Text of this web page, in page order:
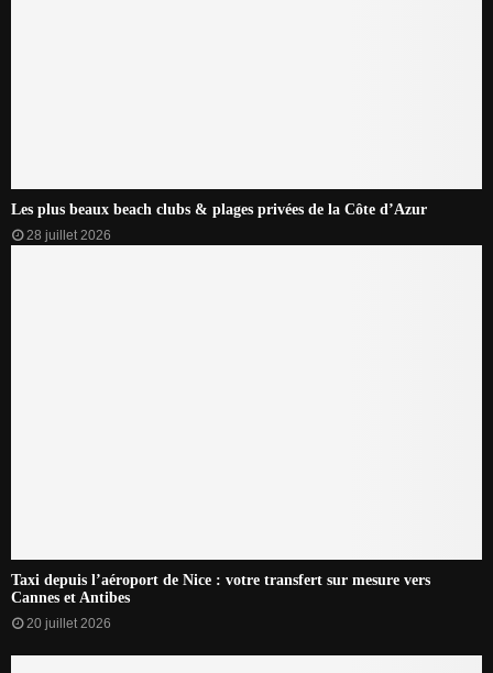
Les plus beaux beach clubs & plages privées de la Côte d’Azur
28 juillet 2026
Taxi depuis l’aéroport de Nice : votre transfert sur mesure vers
Cannes et Antibes
20 juillet 2026